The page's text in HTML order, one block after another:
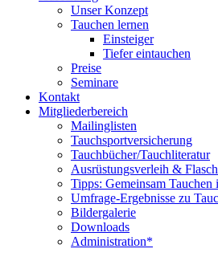
Unser Konzept
Tauchen lernen
Einsteiger
Tiefer eintauchen
Preise
Seminare
Kontakt
Mitgliederbereich
Mailinglisten
Tauchsportversicherung
Tauchbücher/Tauchliteratur
Ausrüstungsverleih &
Tipps: Gemeinsam Tauchen
Umfrage-Ergebnisse zu
Bildergalerie
Downloads
Administration*